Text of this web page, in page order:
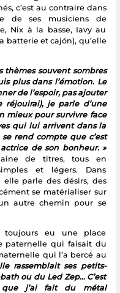
c’est au contraire dans
de ses musiciens de
Nix à la basse, Iavy au
batterie et cajón), qu’elle
thèmes souvent sombres
plus dans l’émotion. Le
de l’espoir, pas ajouter
réjouirai), je parle d’une
mieux pour survivre face
qui lui arrivent dans la
rend compte que c’est
de son bonheur. »
de titres, tous en
et légers. Dans
elle parle des désirs, des
se matérialiser sur
autre chemin pour se
eu une place
paternelle qui faisait du
qui l’a bercé au
rassemblait ses petits-
ou du Led Zep… C’est
j’ai fait du métal